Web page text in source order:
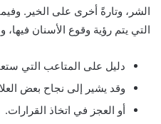
الشر، وتارةً أخرى على الخير.
التي يتم رؤية وقوع الأسنان
دليل على المتاعب التي
وقد يشير إلى نجاح بعض
أو العجز في اتخاذ القرارات.